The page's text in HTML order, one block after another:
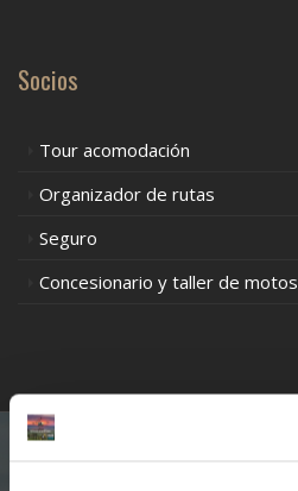
Socios
Tour acomodación
Organizador de rutas
Seguro
Concesionario y taller de motos